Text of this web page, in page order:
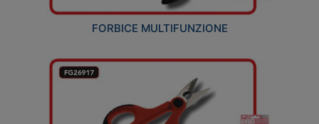
FORBICE MULTIFUNZIONE